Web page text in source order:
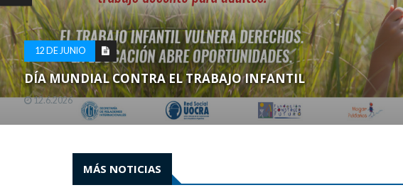
12 DE JUNIO
DÍA MUNDIAL CONTRA EL TRABAJO INFANTIL
12.6.2026
MÁS NOTICIAS